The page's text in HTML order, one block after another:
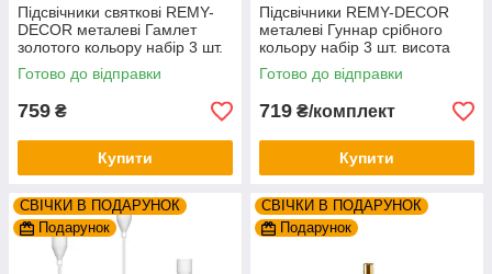
Підсвічники святкові REMY-
DEСOR металеві Гамлет
золотого кольору набір 3 шт.
висота 23см 28см 33см
Готово до відправки
759 ₴
Купити
Підсвічники REMY-DECOR
металеві Гуннар срібного
кольору набір 3 шт. висота
18см 23см 28см
Готово до відправки
719 ₴/комплект
Купити
СВІЧКИ В ПОДАРУНОК
Подарунок
СВІЧКИ В ПОДАРУНОК
Подарунок